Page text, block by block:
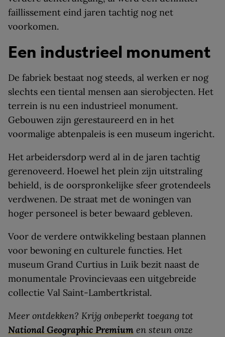
faillissement eind jaren tachtig nog net
voorkomen.
Een industrieel monument
De fabriek bestaat nog steeds, al werken er nog
slechts een tiental mensen aan sierobjecten. Het
terrein is nu een industrieel monument.
Gebouwen zijn gerestaureerd en in het
voormalige abtenpaleis is een museum ingericht.
Het arbeidersdorp werd al in de jaren tachtig
gerenoveerd. Hoewel het plein zijn uitstraling
behield, is de oorspronkelijke sfeer grotendeels
verdwenen. De straat met de woningen van
hoger personeel is beter bewaard gebleven.
Voor de verdere ontwikkeling bestaan plannen
voor bewoning en culturele functies. Het
museum Grand Curtius in Luik bezit naast de
monumentale Provincievaas een uitgebreide
collectie Val Saint-Lambertkristal.
Meer ontdekken? Krijg onbeperkt toegang tot
National Geographic Premium en steun onze